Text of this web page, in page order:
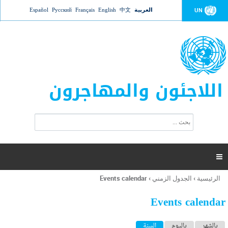
Jump to navigation UN العربية 中文
English
Français
Русский
Español
اللاجئون والمهاجرون
ت
ر
ل
ح
ب

أنت
هنا
الرئيسية › الجدول الزمني ›
Events calendar
Events calendar